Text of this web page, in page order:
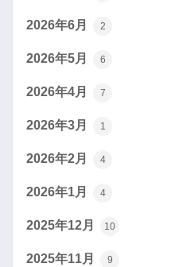
2026年6月 2
2026年5月 6
2026年4月 7
2026年3月 1
2026年2月 4
2026年1月 4
2025年12月 10
2025年11月 9